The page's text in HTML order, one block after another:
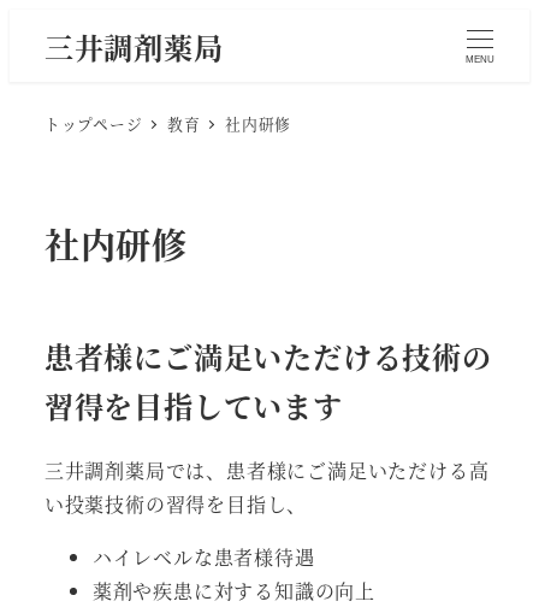
三井調剤薬局 MENU
トップページ 教育 社内研修
社内研修
患者様にご満足いただける技術の
習得を目指しています
三井調剤薬局では、患者様にご満足いただける高
い投薬技術の習得を目指し、
ハイレベルな患者様待遇
薬剤や疾患に対する知識の向上